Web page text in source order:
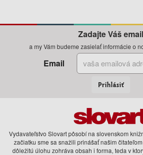
Zadajte Váš email
a my Vám budeme zasielať informácie o
Email
Prihlásiť
Vydavateľstvo Slovart pôsobí na slovenskom
začiatku sme sa snažili prinášať našim
dôležitú úlohu zohráva obsah i forma, teda v